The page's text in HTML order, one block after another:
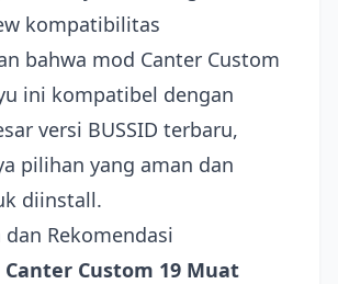
kompatibilitas
bahwa mod Canter Custom
ini kompatibel dengan
versi BUSSID terbaru,
pilihan yang aman dan
diinstall.
Rekomendasi
Canter Custom 19 Muat